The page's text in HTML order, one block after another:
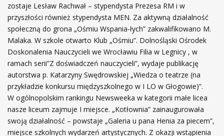
zostaje Lesław Rachwał – stypendysta Prezesa RM i w
przyszłości również stypendysta MEN. Za aktywną działalność
społeczną do grona „Ośmiu Wspania-łych” zakwalifikowano M.
Malaka. W szkole otwarto Klub „Ośmiu”. Dolnośląski Ośrodek
Doskonalenia Nauczycieli we Wrocławiu Filia w Legnicy , w
ramach serii”Z doświadczeń nauczycieli”, wydaje publikację
autorstwa p. Katarzyny Swędrowskiej „Wiedza o teatrze (na
przykładzie konkursu międzyszkolnego w I LO w Głogowie)”.
W ogólnopolskim rankingu Newsweeka w kategorii małe licea
nasze liceum zajmuje I miejsce. „Kotłownia” zainaugurowała
swoją działalność – powstaje „Galeria u pana Henia za piecem”,
miejsce szkolnych wydarzeń artystycznych. Z okazji wstąpienia